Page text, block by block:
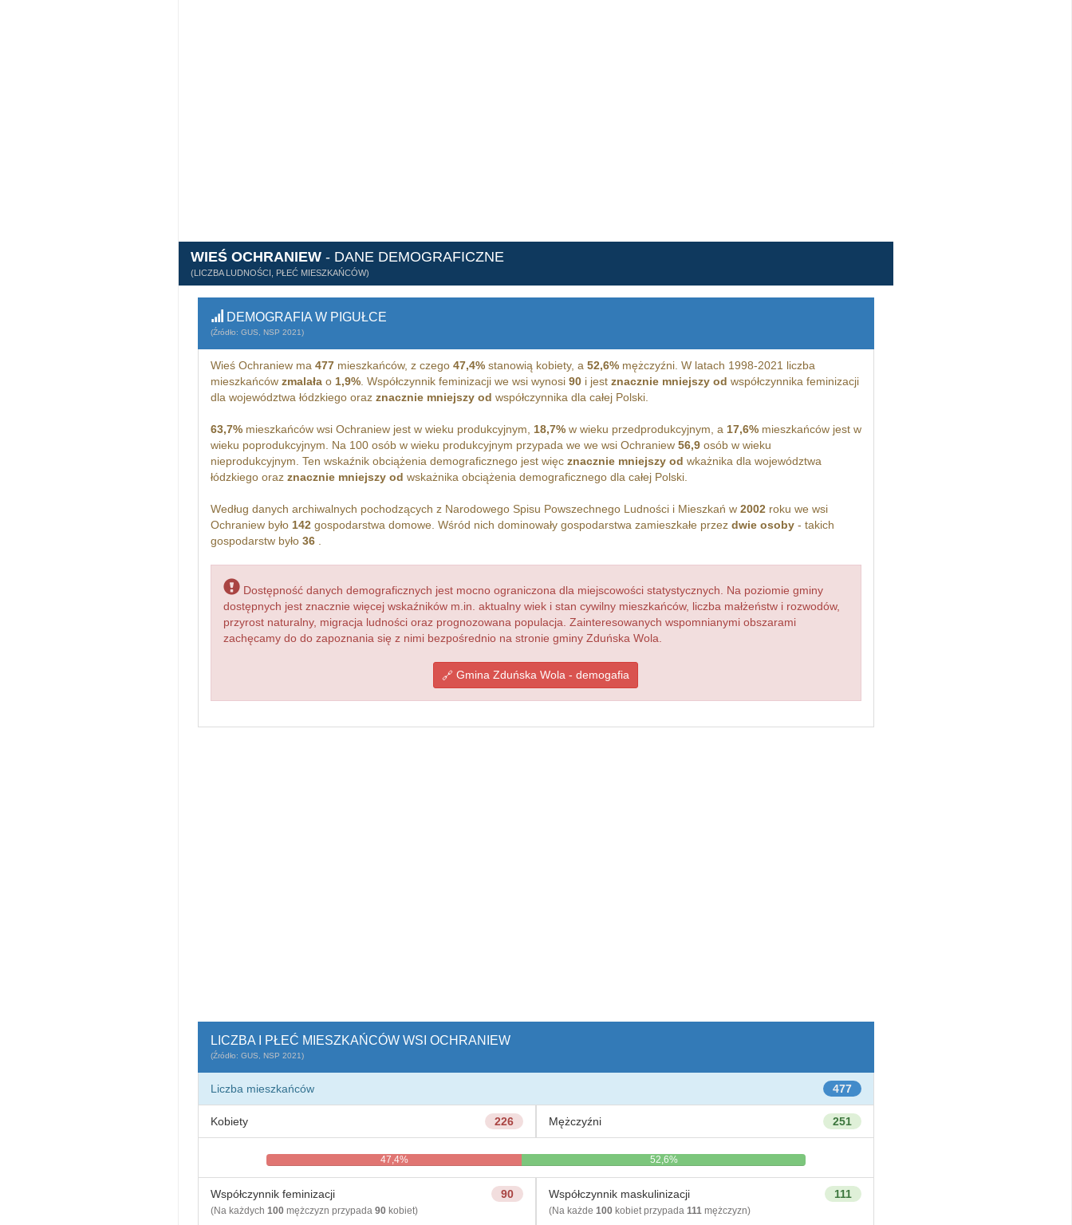
WIEŚ OCHRANIEW - DANE DEMOGRAFICZNE
(LICZBA LUDNOŚCI, PŁEĆ MIESZKAŃCÓW)
DEMOGRAFIA W PIGUŁCE
(Źródło: GUS, NSP 2021)
Wieś Ochraniew ma 477mieszkańców, z czego 47,4%stanowią kobiety, a 52,6%mężczyźni. W latach 1998-2021 liczba
mieszkańców zmalałao 1,9%. Współczynnik feminizacji we wsi wynosi 90i jest znacznie mniejszy od współczynnika feminizacji
dla województwa łódzkiego oraz znacznie mniejszy od współczynnika dla całej Polski.
63,7%mieszkańców wsi Ochraniew jest w wieku produkcyjnym, 18,7%w wieku przedprodukcyjnym, a 17,6%mieszkańców jest w
wieku poprodukcyjnym. Na 100 osób w wieku produkcyjnym przypada we we wsi Ochraniew 56,9osób w wieku
nieprodukcyjnym. Ten wskaźnik obciążenia demograficznego jest więc znacznie mniejszy od wkażnika dla województwa
łódzkiego oraz znacznie mniejszy od wskażnika obciążenia demograficznego dla całej Polski.
Według danych archiwalnych pochodzących z Narodowego Spisu Powszechnego Ludności i Mieszkań w 2002roku we wsi
Ochraniew było 142gospodarstwa domowe. Wśród nich dominowały gospodarstwa zamieszkałe przez dwie osoby- takich
gospodarstw było 36.
Dostępność danych demograficznych jest mocno ograniczona dla miejscowości statystycznych. Na poziomie gminy
dostępnych jest znacznie więcej wskaźników m.in. aktualny wiek i stan cywilny mieszkańców, liczba małżeństw i rozwodów,
przyrost naturalny, migracja ludności oraz prognozowana populacja. Zainteresowanych wspomnianymi obszarami
zachęcamy do do zapoznania się z nimi bezpośrednio na stronie gminy Zduńska Wola.
Gmina Zduńska Wola - demogafia
LICZBA I PŁEĆ MIESZKAŃCÓW WSI OCHRANIEW
(Źródło: GUS, NSP 2021)
477
Liczba mieszkańców
226
Kobiety 251
Mężczyźni
47,4% 52,6%
90
Współczynnik feminizacji
(Na każdych 100mężczyzn przypada 90kobiet)
111
Współczynnik maskulinizacji
(Na każde 100kobiet przypada 111mężczyzn)